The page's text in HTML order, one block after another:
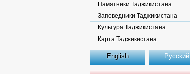
Памятники Таджикистана
Заповедники Таджикистана
Культура Таджикистана
Карта Таджикистана
English Русский